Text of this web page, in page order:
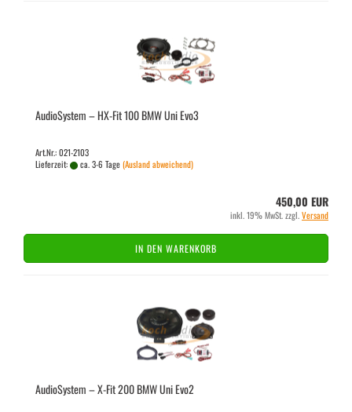
Au­dio­Sys­tem – HX-​Fit 100 BMW Uni Evo3
Art.Nr.: 021-2103
Lieferzeit:
ca. 3-6 Tage(Ausland abweichend)
450,00 EUR
inkl. 19% MwSt. zzgl.Versand
IN DEN WARENKORB
Au­dio­Sys­tem – X-Fit 200 BMW Uni Evo2